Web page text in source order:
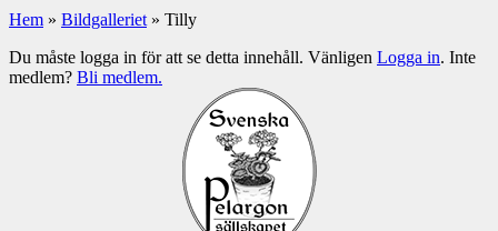
Hem » Bildgalleriet » Tilly
Du måste logga in för att se detta innehåll. Vänligen Logga in. Inte
medlem? Bli medlem.
Pelargonsällskapets